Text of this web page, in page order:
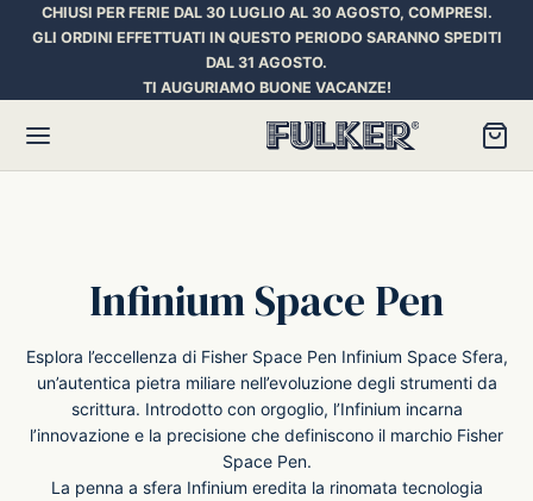
CHIUSI PER FERIE DAL 30 LUGLIO AL 30 AGOSTO, COMPRESI.
GLI ORDINI EFFETTUATI IN QUESTO PERIODO SARANNO SPEDITI
DAL 31 AGOSTO.
TI AUGURIAMO BUONE VACANZE!
Infinium Space Pen
Esplora l’eccellenza di Fisher Space Pen Infinium Space Sfera,
un’autentica pietra miliare nell’evoluzione degli strumenti da
scrittura. Introdotto con orgoglio, l’Infinium incarna
l’innovazione e la precisione che definiscono il marchio Fisher
Space Pen.
La penna a sfera Infinium eredita la rinomata tecnologia
SPACE PEN
PENNE
E INCHIOSTRI
Penne Stilografiche